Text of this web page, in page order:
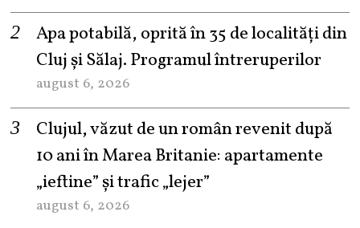
Apa potabilă, oprită în 35 de localități din
Cluj și Sălaj. Programul întreruperilor
august 6, 2026
Clujul, văzut de un român revenit după
10 ani în Marea Britanie: apartamente
„ieftine” și trafic „lejer”
august 6, 2026